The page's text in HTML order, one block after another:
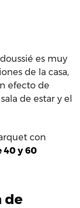
es muy
de la casa,
efecto de
de estar y el
con
40 y 60
de